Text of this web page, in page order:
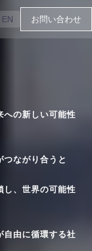
EN お問い合わせ
への新しい可能性
つながり合うと
し、世界の可能性
自由に循環する社